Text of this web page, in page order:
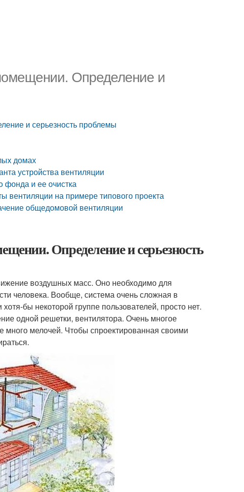
Определение и
и серьезность проблемы
домах
устройства вентиляции
фонда и ее очистка
на примере типового проекта
общедомовой вентиляции
Определение и серьезность
воздушных масс. Оно необходимо для
человека. Вообще, система очень сложная в
бы некоторой группе пользователей, просто нет.
одной решетки, вентилятора. Очень многое
много мелочей. Чтобы спроектированная своими